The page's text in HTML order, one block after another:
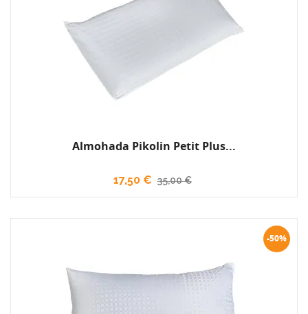
Almohada Pikolin Petit Plus...
17,50 € 35,00 €
-50%